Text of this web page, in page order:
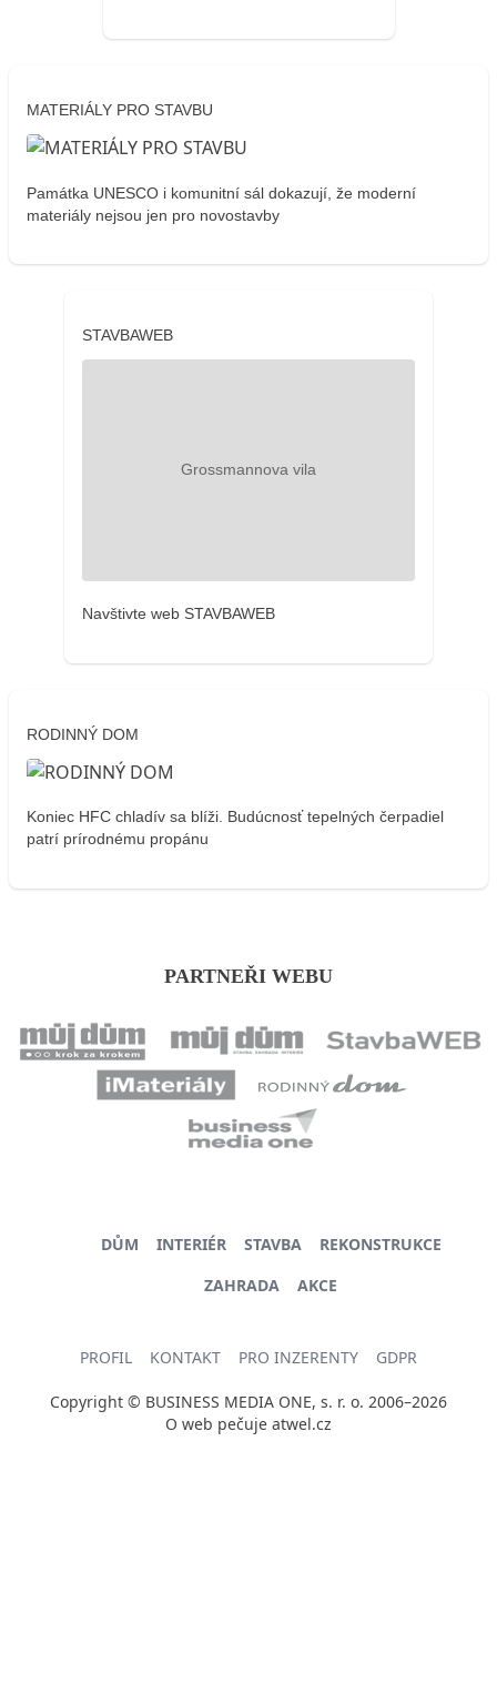
MATERIÁLY PRO STAVBU
Památka UNESCO i komunitní sál dokazují, že moderní
materiály nejsou jen pro novostavby
STAVBAWEB
Navštivte web STAVBAWEB
RODINNÝ DOM
Koniec HFC chladív sa blíži. Budúcnosť tepelných čerpadiel
patrí prírodnému propánu
PARTNEŘI WEBU
DŮM INTERIÉR STAVBA
REKONSTRUKCE
ZAHRADA
AKCE
PROFIL KONTAKT PRO INZERENTY GDPR
Copyright © BUSINESS MEDIA ONE, s. r. o. 2006–2026